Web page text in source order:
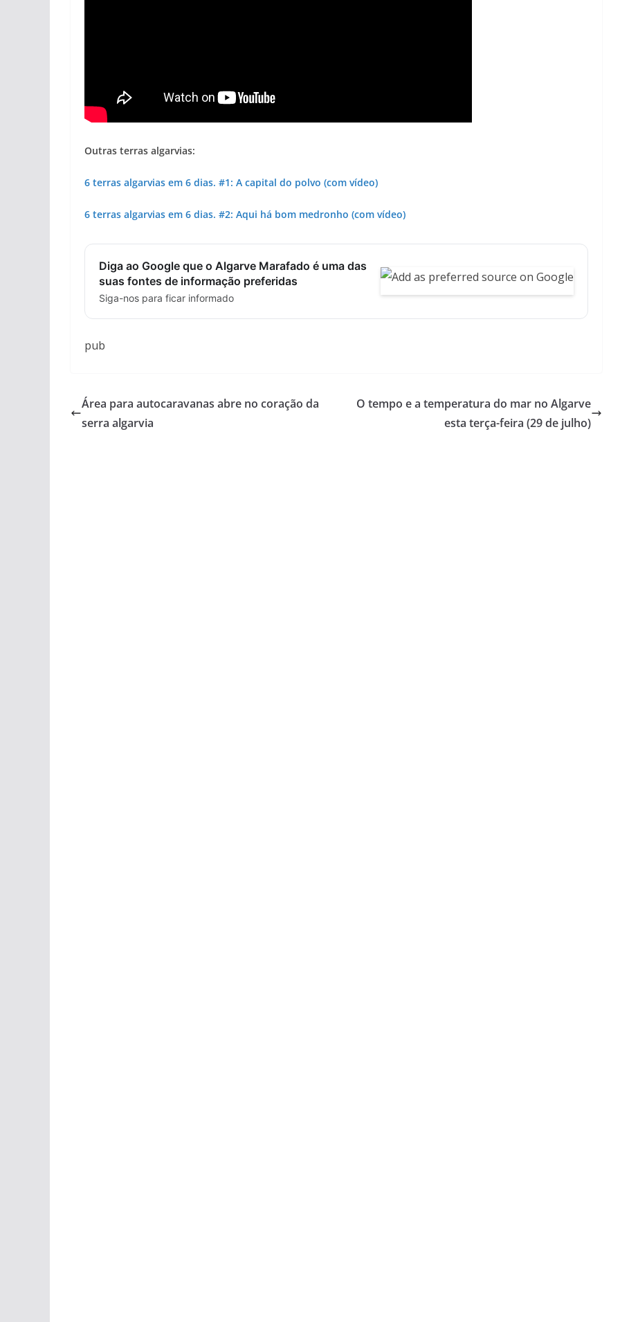
Outras terras algarvias:
6 terras algarvias em 6 dias. #1: A capital do polvo (com vídeo)
6 terras algarvias em 6 dias. #2: Aqui há bom medronho (com vídeo)
Diga ao Google que o Algarve Marafado é uma das
suas fontes de informação preferidas
Siga-nos para ficar informado
pub
Área para autocaravanas abre no coração da
serra algarvia
O tempo e a temperatura do mar no Algarve
esta terça-feira (29 de julho)